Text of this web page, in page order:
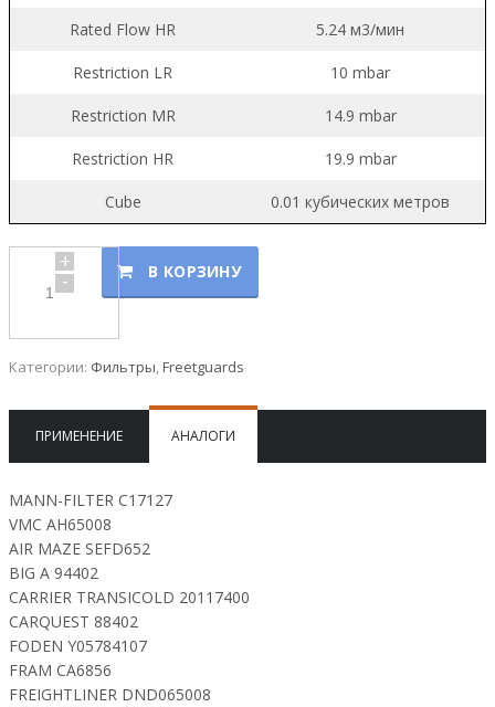
Rated Flow HR 5.24 м3/мин
Restriction LR 10 mbar
Restriction MR 14.9 mbar
Restriction HR 19.9 mbar
Cube 0.01 кубических метров
+
- В КОРЗИНУ
Категории: Фильтры,Freetguards
ПРИМЕНЕНИЕ АНАЛОГИ
MANN-FILTER C17127
VMC AH65008
AIR MAZE SEFD652
BIG A 94402
CARRIER TRANSICOLD 20117400
CARQUEST 88402
FODEN Y05784107
FRAM CA6856
FREIGHTLINER DND065008